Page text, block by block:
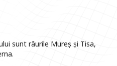
sunt râurile Mureș și Tisa,